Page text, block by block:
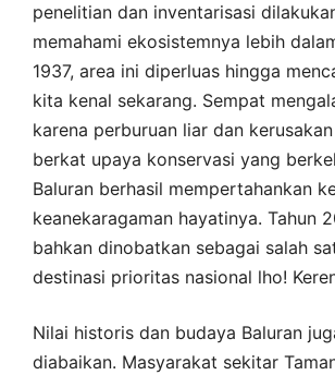
penelitian dan inventarisasi
memahami ekosistemnya lebih
1937, area ini diperluas hingga
kita kenal sekarang. Sempat
karena perburuan liar dan
berkat upaya konservasi yang
Baluran berhasil mempertahankan
keanekaragaman hayatinya. Tahun
bahkan dinobatkan sebagai salah
destinasi prioritas nasional lho!
Nilai historis dan budaya Baluran
diabaikan. Masyarakat sekitar